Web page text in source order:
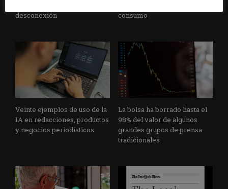
desconexión
consumo
Veinte ejemplos de uso de la
IA en redacciones, productos
y negocios periodísticos
La bolsa ha borrado hasta el
98% del valor de algunos
grandes grupos de prensa
tradicionales